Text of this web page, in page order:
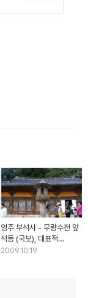
영주 부석사 - 무량수전 앞
석등 (국보), 대표적
통일신라 석등
2009.10.19